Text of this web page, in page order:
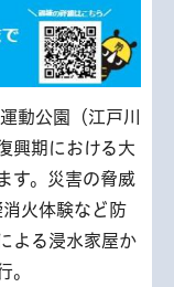
動公園（江戸川
興期における大
す。災害の脅威
火体験など防
よる浸水家屋か
。